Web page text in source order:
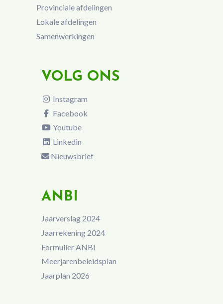
Provinciale afdelingen
Lokale afdelingen
Samenwerkingen
VOLG ONS
Instagram
Facebook
Youtube
Linkedin
Nieuwsbrief
ANBI
Jaarverslag 2024
Jaarrekening 2024
Formulier ANBI
Meerjarenbeleidsplan
Jaarplan 2026